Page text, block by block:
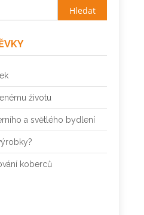
Vyhledávání
životu
a světlého bydlení
koberců